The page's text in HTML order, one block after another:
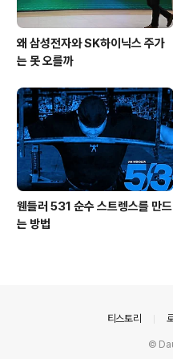
왜 삼성전자와 SK하이닉스 주가
는 못 오를까
웬들러 531 순수 스트렝스를 만드
는 방법
티스토리
©